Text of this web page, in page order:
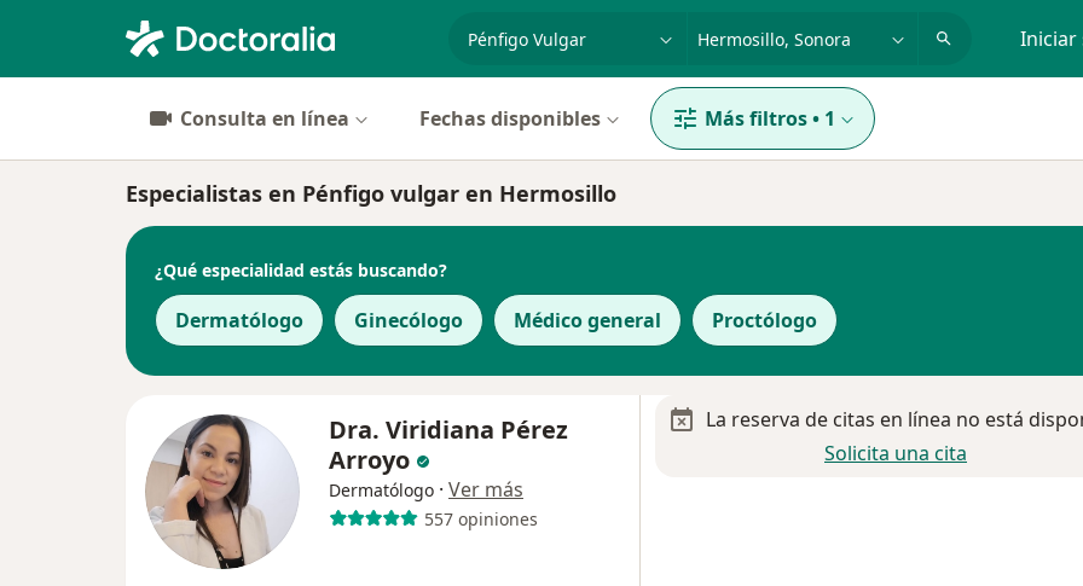
especialidad, enfermedad o nombre Iniciar
Consulta en línea Fechas disponibles Más filtros• 1
Especialistas en Pénfigo vulgar en Hermosillo
¿Qué especialidad estás buscando?
Dermatólogo Ginecólogo Médico general Proctólogo
Dra. Viridiana Pérez
Arroyo
Dermatólogo · Ver más
557 opiniones
La reserva de citas en línea no está
Solicita una cita